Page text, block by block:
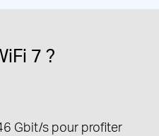
7 ?
Gbit/s pour profiter